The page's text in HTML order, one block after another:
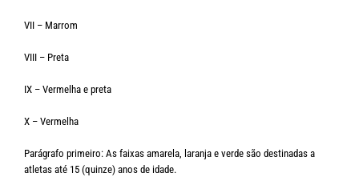
VII – Marrom
VIII – Preta
IX – Vermelha e preta
X – Vermelha
Parágrafo primeiro: As faixas amarela, laranja e verde são destinadas a
atletas até 15 (quinze) anos de idade.